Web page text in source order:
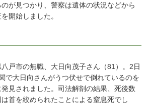
が見つかり、警察は遺体の状況などから
開始しました。
戸市の無職、大日向茂子さん（81）。2日
で大日向さんがうつ伏せで倒れているのを
見されました。司法解剖の結果、死後数
首を絞められたことによる窒息死でし